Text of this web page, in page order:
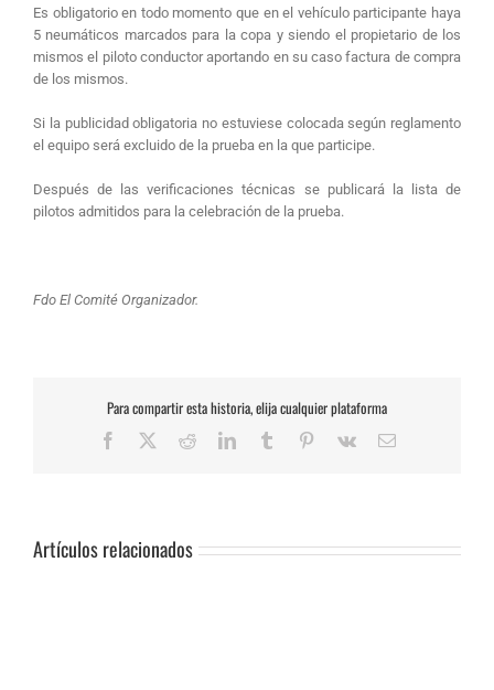
Es obligatorio en todo momento que en el vehículo participante haya
5 neumáticos marcados para la copa y siendo el propietario de los
mismos el piloto conductor aportando en su caso factura de compra
de los mismos.
Si la publicidad obligatoria no estuviese colocada según reglamento
el equipo será excluido de la prueba en la que participe.
Después de las verificaciones técnicas se publicará la lista de
pilotos admitidos para la celebración de la prueba.
Fdo El Comité Organizador.
Para compartir esta historia, elija cualquier plataforma
Facebook RedditLinkedInTumblr Pinterest
Vk
Correo
Artículos relacionados